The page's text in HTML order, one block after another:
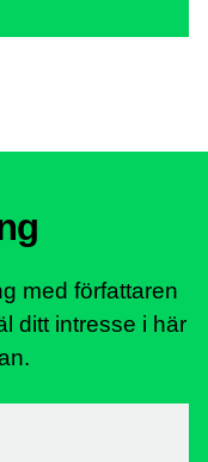
med författaren
ditt intresse i här